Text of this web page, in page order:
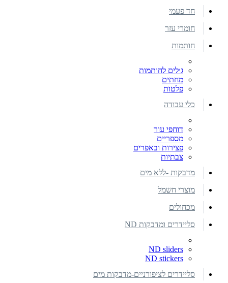
חד פעמי
חומרי עזר
חותמות
ג׳לים לחותמות
מחתים
פלטות
כלי עבודה
דוחפי עור
מספריים
פצירות ובאפרים
צבתיות
מדבקות -ללא מים
מוצרי חשמל
מכחולים
סליידרים ומדבקות ND
ND sliders
ND stickers
סליידרים לציפורניים-מדבקות מים